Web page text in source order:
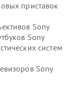
приставок
Sony
Sony
систем
Sony